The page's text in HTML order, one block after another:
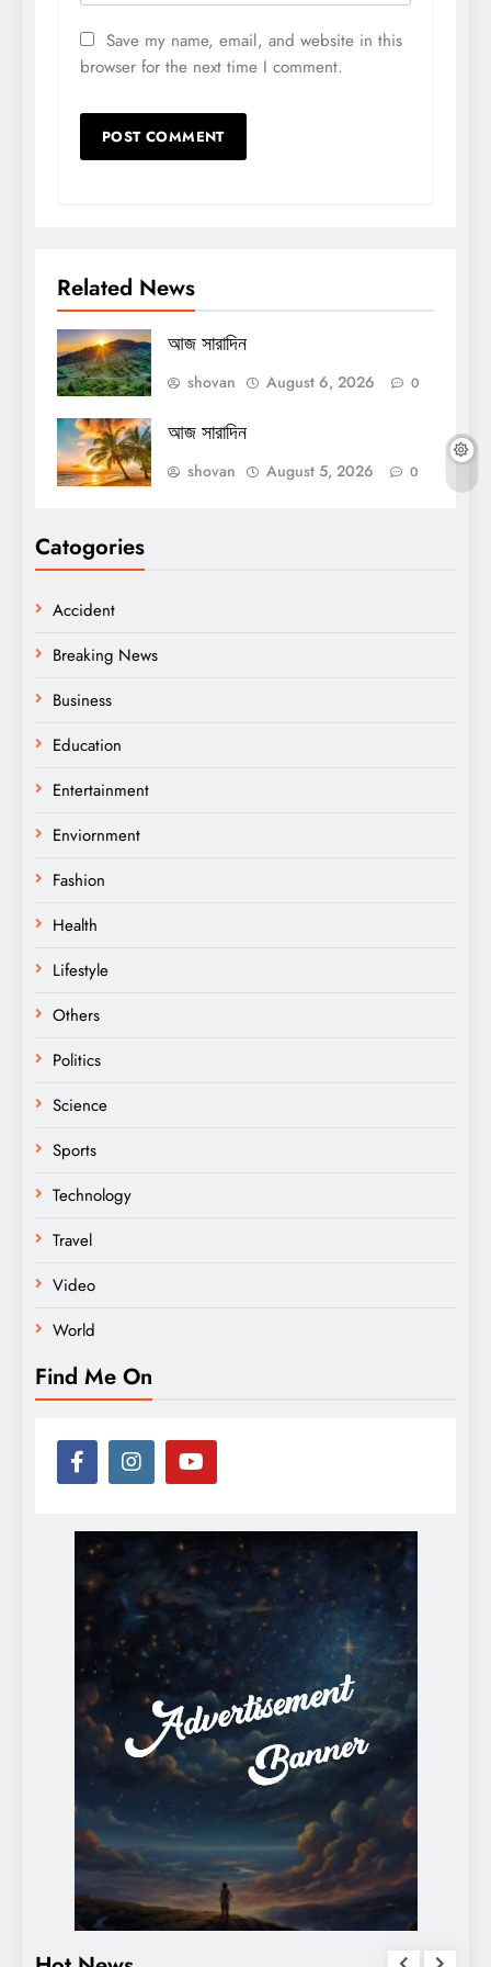
Save my name, email, and website in this
browser for the next time I comment.
Related News
আজ সারাদিন
shovan August 6, 2026 0
আজ সারাদিন
shovan August 5, 2026 0
Catogories
Accident
Breaking News
Business
Education
Entertainment
Enviornment
Fashion
Health
Lifestyle
Others
Politics
Science
Sports
Technology
Travel
Video
World
Find Me On